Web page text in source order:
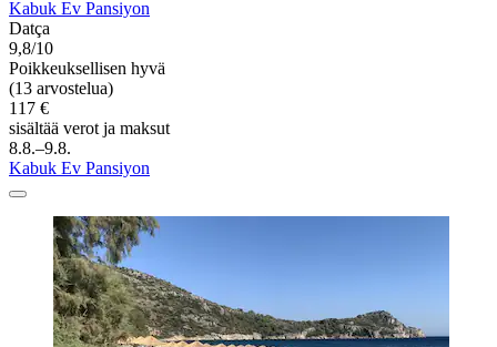
Kabuk Ev Pansiyon
Datça
9,8/10
Poikkeuksellisen hyvä
(13 arvostelua)
117 €
sisältää verot ja maksut
8.8.–9.8.
Kabuk Ev Pansiyon